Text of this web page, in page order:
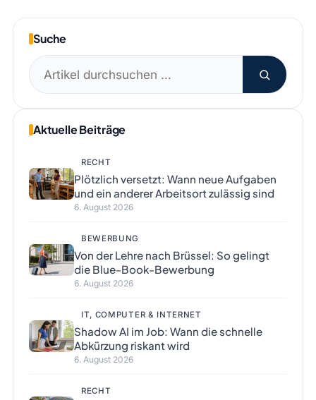
Suche
Suchen
nach:
Aktuelle Beiträge
RECHT
Plötzlich versetzt: Wann neue Aufgaben
und ein anderer Arbeitsort zulässig sind
6. August 2026
BEWERBUNG
Von der Lehre nach Brüssel: So gelingt
die Blue-Book-Bewerbung
6. August 2026
IT, COMPUTER & INTERNET
Shadow AI im Job: Wann die schnelle
Abkürzung riskant wird
6. August 2026
RECHT